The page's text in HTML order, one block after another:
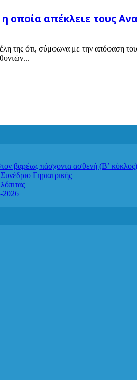
απέκλειε τους
της ότι, σύμφωνα με την απόφαση
πάσχοντα ασθενή (Β’ κύκλος)
Γηριατρικής
2026